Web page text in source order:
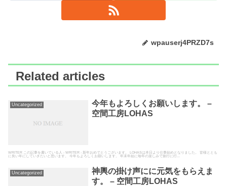
wpauserj4PRZD7s
Related articles
Uncategorized
今年もよろしくお願いします。 –
空間工房LOHAS
WRITER この記事を書いている人 - WRITER - 新年おめでとうございます。 LOHASは本日より仕事始めとなりました。 皆様ととも
に良い年にしていきたいと思います。 今年もよろしくお願いします。 年末年始に毎年の楽しみで旅行に行...
Uncategorized
神輿の掛け声にに元気をもらえま
す。 – 空間工房LOHAS